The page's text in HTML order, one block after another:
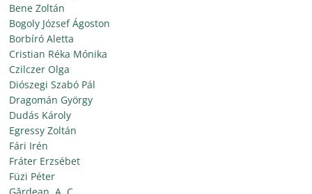
Bene Zoltán
Bogoly József Ágoston
Borbíró Aletta
Cristian Réka Mónika
Czilczer Olga
Diószegi Szabó Pál
Dragomán György
Dudás Károly
Egressy Zoltán
Fári Irén
Fráter Erzsébet
Füzi Péter